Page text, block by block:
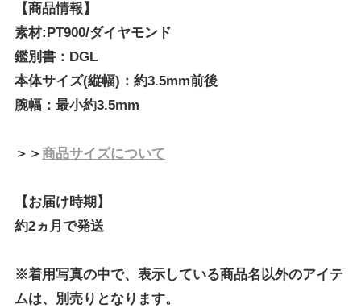
【商品情報】
素材:PT900/ダイヤモンド
鑑別書：DGL
本体サイズ(縦幅)：約3.5mm前後
腕幅：最小約3.5mm
＞＞商品サイズについて
【お届け時期】
約2ヵ月で発送
※着用写真の中で、表示している商品名以外のアイテ
ムは、別売りとなります。